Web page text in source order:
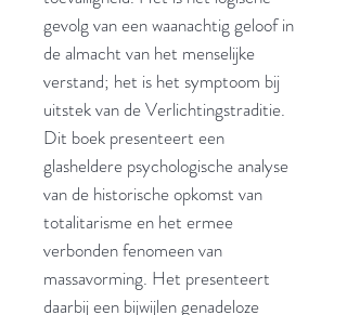
gevolg van een waanachtig geloof in
de almacht van het menselijke
verstand; het is het symptoom bij
uitstek van de Verlichtingstraditie.
Dit boek presenteert een
glasheldere psychologische analyse
van de historische opkomst van
totalitarisme en het ermee
verbonden fenomeen van
massavorming. Het presenteert
daarbij een bijwijlen genadeloze